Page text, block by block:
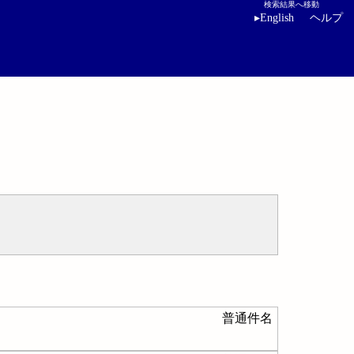
検索結果へ移動
▸English ヘルプ
普通件名